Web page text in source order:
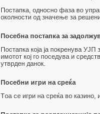
Постапка, односно фаза во
околности од значење за
Посебна постапка за
Постапка која ја покренува
имотот кој го поседува и
утврден данок.
Посебни игри на среќа
Tоа се игри на среќа во казино,